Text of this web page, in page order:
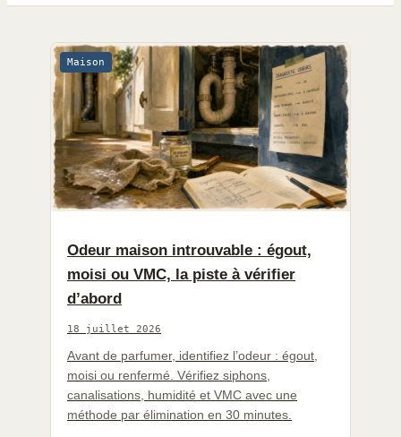
Maison
Odeur maison introuvable : égout,
moisi ou VMC, la piste à vérifier
d’abord
18 juillet 2026
Avant de parfumer, identifiez l’odeur : égout,
moisi ou renfermé. Vérifiez siphons,
canalisations, humidité et VMC avec une
méthode par élimination en 30 minutes.